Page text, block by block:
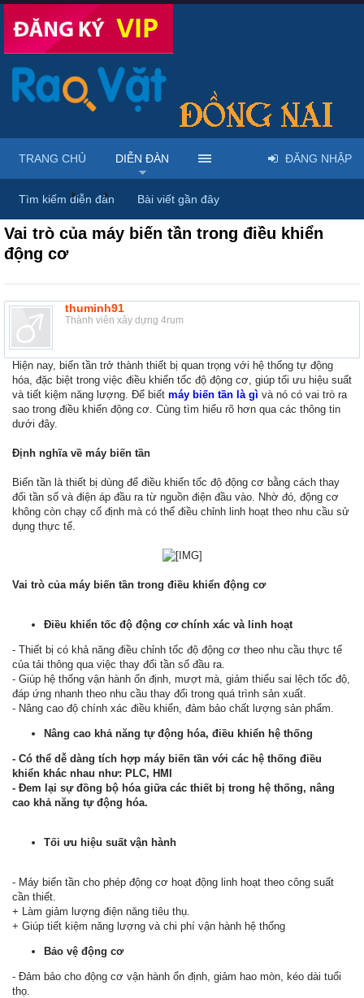
Diễn đàn ... Thiết bị điện & linh phụ kiện
Vai trò của máy biến tần trong điều khiển
động cơ
thuminh91
Thành viên xây dựng 4rum
Hiện nay, biến tần trở thành thiết bị quan trọng với hệ thống tự động
hóa, đặc biệt trong việc điều khiển tốc độ động cơ, giúp tối ưu hiệu suất
và tiết kiệm năng lượng. Để biết máy biến tần là gì và nó có vai trò ra
sao trong điều khiển động cơ. Cùng tìm hiểu rõ hơn qua các thông tin
dưới đây.
Định nghĩa về máy biến tần
Biến tần là thiết bị dùng để điều khiển tốc độ động cơ bằng cách thay
đổi tần số và điện áp đầu ra từ nguồn điện đầu vào. Nhờ đó, động cơ
không còn chạy cố định mà có thể điều chỉnh linh hoạt theo nhu cầu sử
dụng thực tế.
Vai trò của máy biến tần trong điều khiển động cơ
Điều khiển tốc độ động cơ chính xác và linh hoạt
- Thiết bị có khả năng điều chỉnh tốc độ động cơ theo nhu cầu thực tế
của tải thông qua việc thay đổi tần số đầu ra.
- Giúp hệ thống vận hành ổn định, mượt mà, giảm thiểu sai lệch tốc độ,
đáp ứng nhanh theo nhu cầu thay đổi trong quá trình sản xuất.
- Nâng cao độ chính xác điều khiển, đảm bảo chất lượng sản phẩm.
Nâng cao khả năng tự động hóa, điều khiển hệ thống
- Có thể dễ dàng tích hợp máy biến tần với các hệ thống điều
khiển khác nhau như: PLC, HMI
- Đem lại sự đồng bộ hóa giữa các thiết bị trong hệ thống, nâng
cao khả năng tự động hóa.
Tối ưu hiệu suất vận hành
- Máy biến tần cho phép động cơ hoạt động linh hoạt theo công suất
cần thiết.
+ Làm giảm lượng điện năng tiêu thụ.
+ Giúp tiết kiệm năng lượng và chi phí vận hành hệ thống
Bảo vệ động cơ
- Đảm bảo cho động cơ vận hành ổn định, giảm hao mòn, kéo dài tuổi
thọ.
TRANG CHỦ DIỄN ĐÀN
Tìm kiếm diễn đàn Bài viết gần đây
ĐĂNG NHẬP